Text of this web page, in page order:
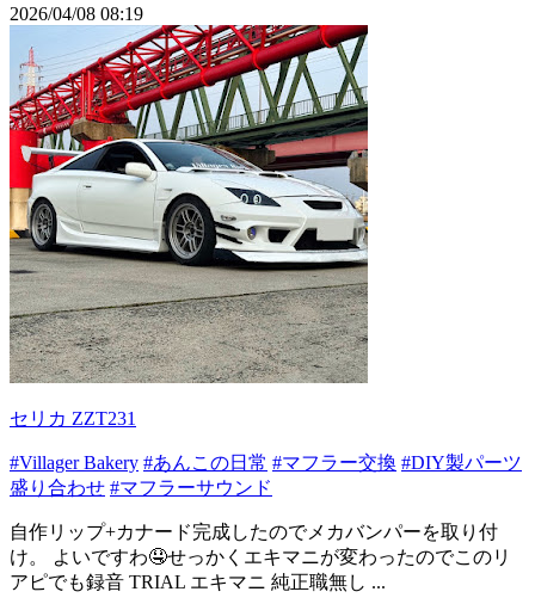
2026/04/08 08:19
セリカ ZZT231
#Villager Bakery #あんこの日常 #マフラー交換 #DIY製パーツ
盛り合わせ #マフラーサウンド
自作リップ+カナード完成したのでメカバンパーを取り付
け。 よいですわ🤤せっかくエキマニが変わったのでこのリ
アピでも録音 TRIAL エキマニ 純正職無し ...